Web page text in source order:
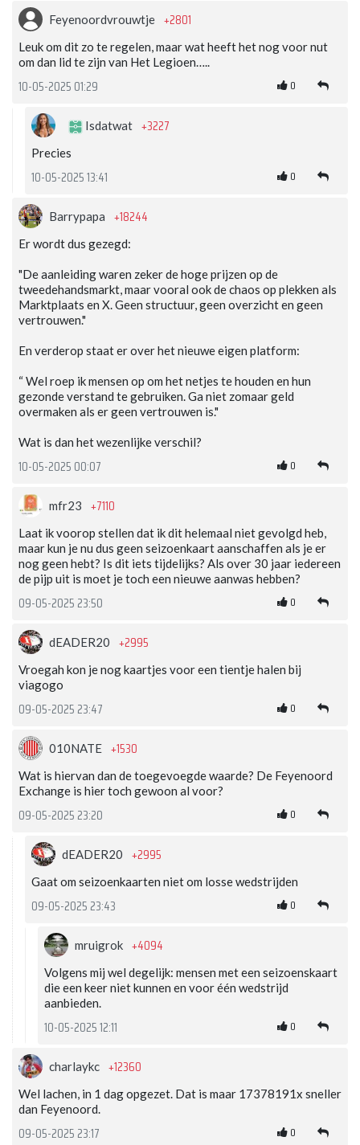
Feyenoordvrouwtje +2801
Leuk om dit zo te regelen, maar wat heeft het nog voor nut
om dan lid te zijn van Het Legioen…..
10-05-2025 01:29 0
Isdatwat +3227
Precies
10-05-2025 13:41 0
Barrypapa +18244
Er wordt dus gezegd:
"De aanleiding waren zeker de hoge prijzen op de
tweedehandsmarkt, maar vooral ook de chaos op plekken als
Marktplaats en X. Geen structuur, geen overzicht en geen
vertrouwen."
En verderop staat er over het nieuwe eigen platform:
“ Wel roep ik mensen op om het netjes te houden en hun
gezonde verstand te gebruiken. Ga niet zomaar geld
overmaken als er geen vertrouwen is."
Wat is dan het wezenlijke verschil?
10-05-2025 00:07 0
mfr23 +7110
Laat ik voorop stellen dat ik dit helemaal niet gevolgd heb,
maar kun je nu dus geen seizoenkaart aanschaffen als je er
nog geen hebt? Is dit iets tijdelijks? Als over 30 jaar iedereen
de pijp uit is moet je toch een nieuwe aanwas hebben?
09-05-2025 23:50 0
dEADER20 +2995
Vroegah kon je nog kaartjes voor een tientje halen bij
viagogo
09-05-2025 23:47 0
010NATE +1530
Wat is hiervan dan de toegevoegde waarde? De Feyenoord
Exchange is hier toch gewoon al voor?
09-05-2025 23:20 0
dEADER20 +2995
Gaat om seizoenkaarten niet om losse wedstrijden
09-05-2025 23:43 0
mruigrok +4094
Volgens mij wel degelijk: mensen met een seizoenskaart
die een keer niet kunnen en voor één wedstrijd
aanbieden.
10-05-2025 12:11 0
charlaykc +12360
Wel lachen, in 1 dag opgezet. Dat is maar 17378191x sneller
dan Feyenoord.
09-05-2025 23:17 0